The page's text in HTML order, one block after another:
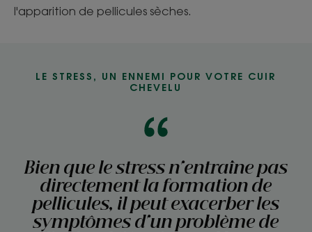
l'apparition de pellicules sèches.
LE STRESS, UN ENNEMI POUR VOTRE CUIR
CHEVELU
Bien que le stress n'entraîne pas
directement la formation de
pellicules, il peut exacerber les
symptômes d'un problème de